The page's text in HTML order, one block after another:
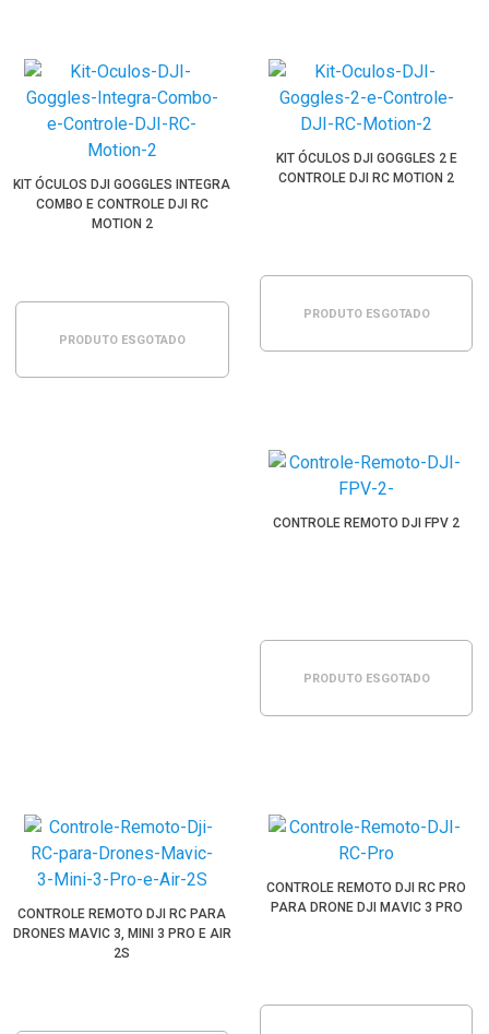
KIT ÓCULOS DJI GOGGLES INTEGRA
COMBO E CONTROLE DJI RC
MOTION 2
PRODUTO ESGOTADO
KIT ÓCULOS DJI GOGGLES 2 E
CONTROLE DJI RC MOTION 2
PRODUTO ESGOTADO
CONTROLE REMOTO DJI FPV 2
PRODUTO ESGOTADO
CONTROLE REMOTO DJI RC PARA
DRONES MAVIC 3, MINI 3 PRO E AIR
2S
CONTROLE REMOTO DJI RC PRO
PARA DRONE DJI MAVIC 3 PRO